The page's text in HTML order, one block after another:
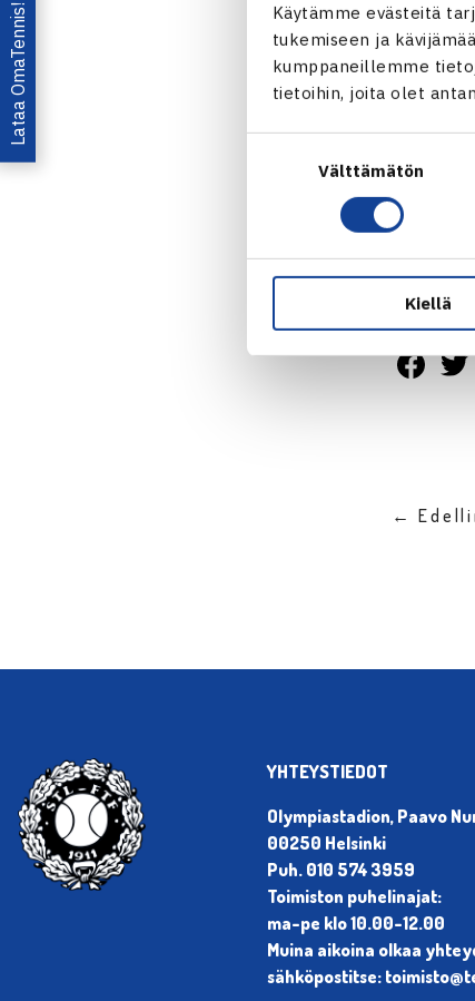
Käytämme evästeitä
tukemiseen ja
kumppaneillemme
tietoihin, joita olet
Välttämätön
Kiellä
Nelinpeli
Jaa:
←
Lataa OmaTennis!
YHTEYSTIEDOT
Olympiastadion, Paavo
00250 Helsinki
Puh. 010 574 3959
Toimiston puhelinajat:
ma-pe klo 10.00-12.00
Muina aikoina olkaa
sähköpostitse: